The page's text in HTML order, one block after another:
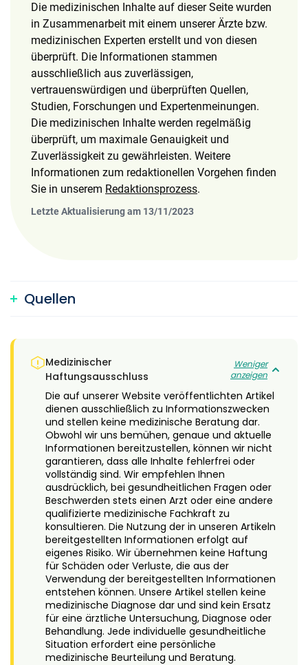
Die medizinischen Inhalte auf dieser Seite wurden
in Zusammenarbeit mit einem unserer Ärzte bzw.
medizinischen Experten erstellt und von diesen
überprüft. Die Informationen stammen
ausschließlich aus zuverlässigen,
vertrauenswürdigen und überprüften Quellen,
Studien, Forschungen und Expertenmeinungen.
Die medizinischen Inhalte werden regelmäßig
überprüft, um maximale Genauigkeit und
Zuverlässigkeit zu gewährleisten. Weitere
Informationen zum redaktionellen Vorgehen finden
Sie in unserem Redaktionsprozess.
Letzte Aktualisierung am 13/11/2023
Quellen
Medizinischer
Haftungsausschluss
Weniger
anzeigen
Die auf unserer Website veröffentlichten Artikel
dienen ausschließlich zu Informationszwecken
und stellen keine medizinische Beratung dar.
Obwohl wir uns bemühen, genaue und aktuelle
Informationen bereitzustellen, können wir nicht
garantieren, dass alle Inhalte fehlerfrei oder
vollständig sind. Wir empfehlen Ihnen
ausdrücklich, bei gesundheitlichen Fragen oder
Beschwerden stets einen Arzt oder eine andere
qualifizierte medizinische Fachkraft zu
konsultieren. Die Nutzung der in unseren Artikeln
bereitgestellten Informationen erfolgt auf
eigenes Risiko. Wir übernehmen keine Haftung
für Schäden oder Verluste, die aus der
Verwendung der bereitgestellten Informationen
entstehen können. Unsere Artikel stellen keine
medizinische Diagnose dar und sind kein Ersatz
für eine ärztliche Untersuchung, Diagnose oder
Behandlung. Jede individuelle gesundheitliche
Situation erfordert eine persönliche
medizinische Beurteilung und Beratung.